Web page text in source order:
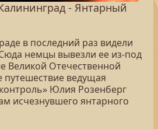
- Янтарный
в последний раз видели
немцы вывезли ее из-под
Великой Отечественной
путешествие ведущая
Юлия Розенберг
исчезнувшего янтарного